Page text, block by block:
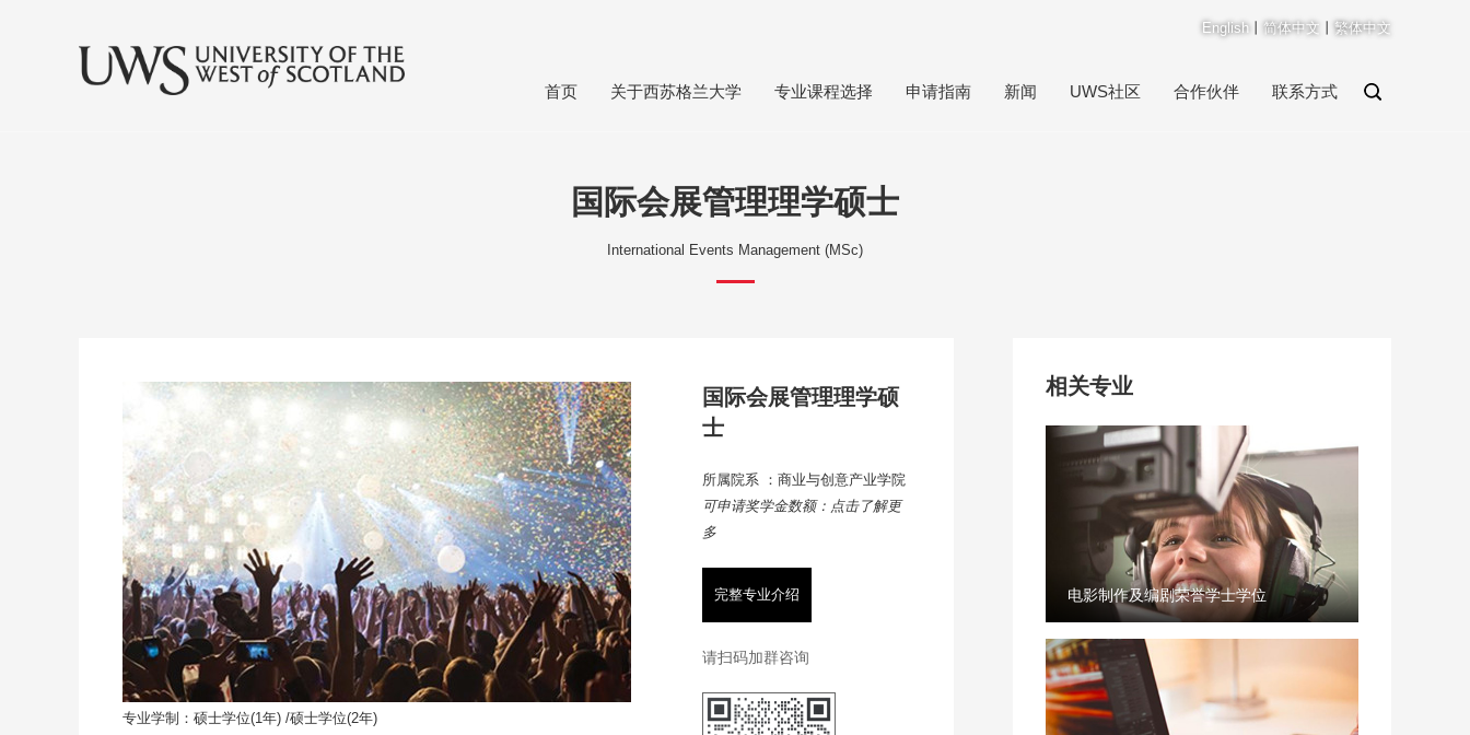
English 简体中文 繁体中文
首页 关于西苏格兰大学 专业课程选择 申请指南 新闻 UWS社区 合作伙伴 联系方式
国际会展管理理学硕士
International Events Management (MSc)
专业学制：硕士学位(1年) /硕士学位(2年)
国际会展管理理学硕
士
所属院系 ：商业与创意产业学院
可申请奖学金数额：点击了解更
多
完整专业介绍
请扫码加群咨询
相关专业
电影制作及编剧荣誉学士学位